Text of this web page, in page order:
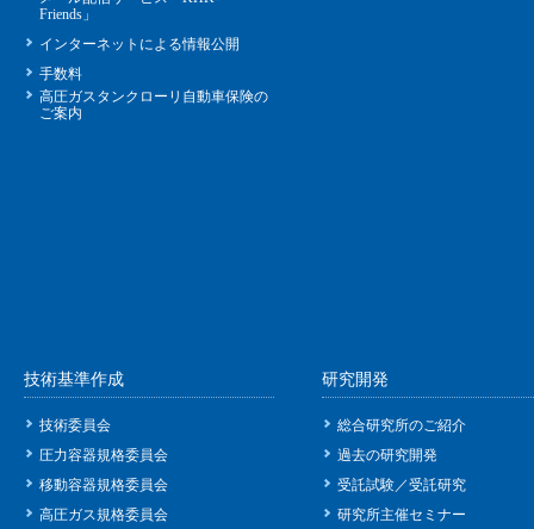
Friends」
インターネットによる情報公開
手数料
高圧ガスタンクローリ自動車保険の
ご案内
技術基準作成
技術委員会
圧力容器規格委員会
移動容器規格委員会
高圧ガス規格委員会
研究開発
総合研究所のご紹介
過去の研究開発
受託試験／受託研究
研究所主催セミナー